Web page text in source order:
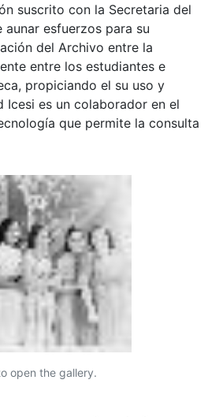
suscrito con la Secretaria del
esfuerzos para su
del Archivo entre la
entre los estudiantes e
propiciando el su uso y
Icesi es un colaborador en el
que permite la consulta
open the gallery.